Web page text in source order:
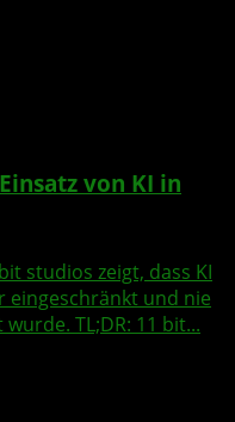
von KI in
studios zeigt, dass KI
eingeschränkt und nie
TL;DR: 11 bit...